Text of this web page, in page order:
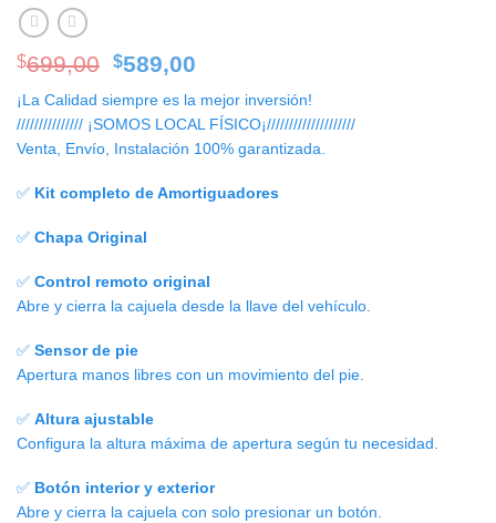
$699,00 Original
was:
$699,00.
$589,00
is:
$589,00.
¡La Calidad siempre es la mejor inversión!
/////////////// ¡SOMOS LOCAL FÍSICO¡////////////////////
Venta, Envío, Instalación 100% garantizada.
✅ Kit completo de Amortiguadores
✅ Chapa Original
✅ Control remoto original
Abre y cierra la cajuela desde la llave del vehículo.
✅ Sensor de pie
Apertura manos libres con un movimiento del pie.
✅ Altura ajustable
Configura la altura máxima de apertura según tu necesidad.
✅ Botón interior y exterior
Abre y cierra la cajuela con solo presionar un botón.